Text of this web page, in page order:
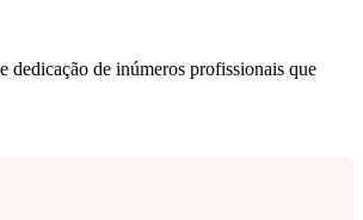
dedicação de inúmeros profissionais que